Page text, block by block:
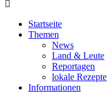
Startseite
Themen
News
Land & Leute
Reportagen
lokale Rezepte
Informationen